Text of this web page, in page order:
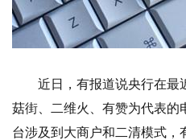
近日，有报道说央行在最
菇街、二维火、有赞为代表的
台涉及到大商户和二清模式，